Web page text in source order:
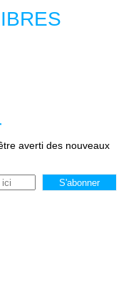
averti des nouveaux